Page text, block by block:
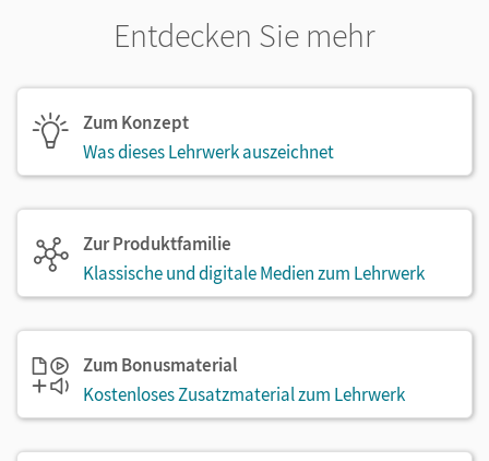
Entdecken Sie mehr
Zum Konzept
Was dieses Lehrwerk auszeichnet
Zur Produktfamilie
Klassische und digitale Medien zum Lehrwerk
Zum Bonusmaterial
Kostenloses Zusatzmaterial zum Lehrwerk